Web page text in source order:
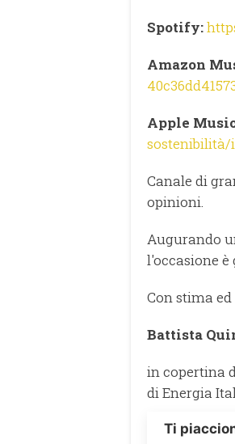
Spotify:
Amazon
Apple
sostenibilità/
Canale di
opinioni.
Augurando
l'occasione
Con stima
Battista
in copertina
di Energia
Ti